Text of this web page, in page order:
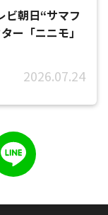
ビ朝日“サマフ
ー「ニニモ」
2026.07.24